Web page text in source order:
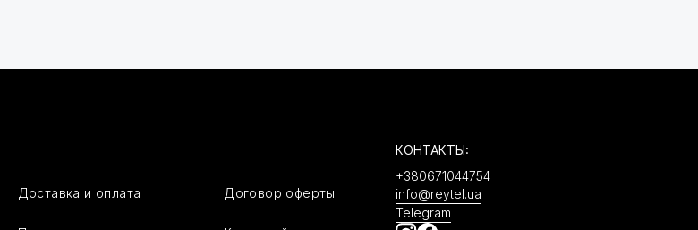
Доставка и оплата Договор оферты
КОНТАКТЫ:
+380671044754
info@reytel.ua
Telegram